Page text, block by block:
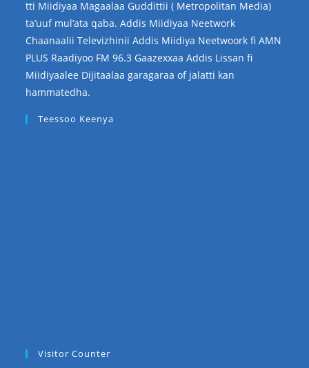
tti Miidiyaa Magaalaa Guddittii ( Metropolitan Media)
ta’uuf mul’ata qaba. Addis Miidiyaa Neetwork
Chaanaalii Televizhinii Addis Miidiya Neetwoork fi AMN
PLUS Raadiyoo FM 96.3 Gaazexxaa Addis Lissan fi
Miidiyaalee Dijitaalaa garagaraa of jalatti kan
hammatedha.
Teessoo Keenya
Visitor Counter